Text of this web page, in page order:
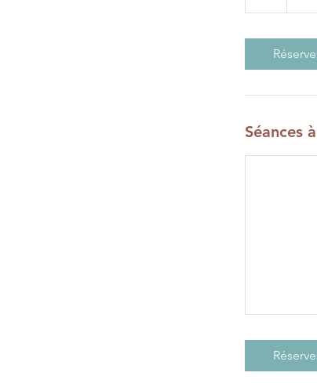
Séances